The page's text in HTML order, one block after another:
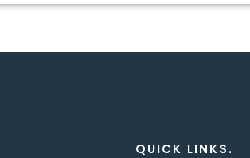
QUICK LINKS.